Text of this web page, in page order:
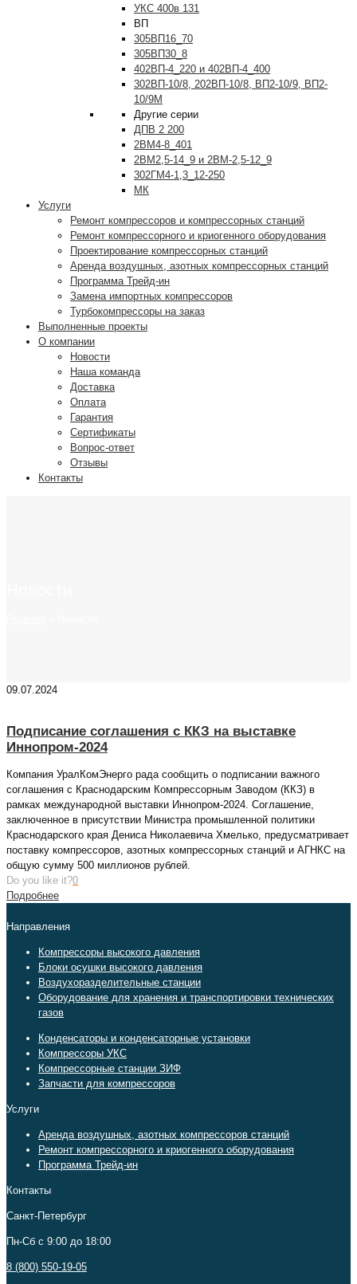
УКС 400в 131
ВП
305ВП16_70
305ВП30_8
402ВП-4_220 и 402ВП-4_400
302ВП-10/8, 202ВП-10/8, ВП2-10/9, ВП2-
10/9М
Другие серии
ДПВ 2 200
2ВМ4-8_401
2ВМ2,5-14_9 и 2ВМ-2,5-12_9
302ГМ4-1,3_12-250
МК
Услуги
Ремонт компрессоров и компрессорных станций
Ремонт компрессорного и криогенного оборудования
Проектирование компрессорных станций
Аренда воздушных, азотных компрессорных станций
Программа Трейд-ин
Замена импортных компрессоров
Турбокомпрессоры на заказ
Выполненные проекты
О компании
Новости
Наша команда
Доставка
Оплата
Гарантия
Сертификаты
Вопрос-ответ
Отзывы
Контакты
09.07.2024
Подписание соглашения с ККЗ на выставке
Иннопром-2024
Компания УралКомЭнерго рада сообщить о подписании важного
соглашения с Краснодарским Компрессорным Заводом (ККЗ) в
рамках международной выставки Иннопром-2024. Соглашение,
заключенное в присутствии Министра промышленной политики
Краснодарского края Дениса Николаевича Хмелько, предусматривает
поставку компрессоров, азотных компрессорных станций и АГНКС на
общую сумму 500 миллионов рублей.
Do you like it?0
Подробнее
Направления
Компрессоры высокого давления
Блоки осушки высокого давления
Воздухоразделительные станции
Оборудование для хранения и транспортировки технических
газов
Конденсаторы и конденсаторные установки
Компрессоры УКС
Компрессорные станции ЗИФ
Запчасти для компрессоров
Услуги
Аренда воздушных, азотных компрессоров станций
Ремонт компрессорного и криогенного оборудования
Программа Трейд-ин
Контакты
Санкт-Петербург
Пн-Сб c 9:00 до 18:00
8 (800) 550-19-05